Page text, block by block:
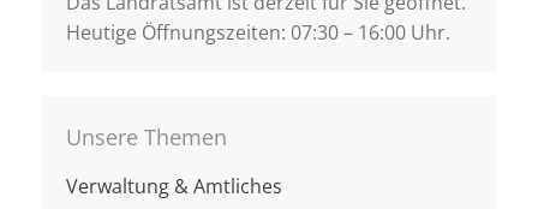
Heutige Öffnungszeiten: 07:30 – 16:00 Uhr.
Unsere Themen
Verwaltung & Amtliches